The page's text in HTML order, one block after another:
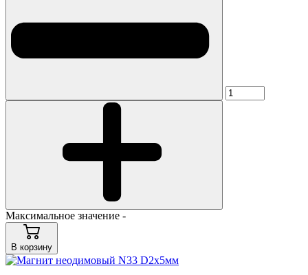
Максимальное значение -
В корзину